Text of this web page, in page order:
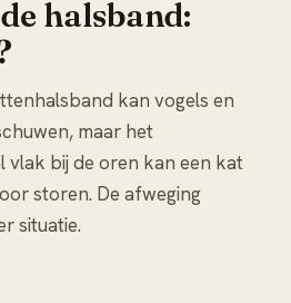
halsband:
kan vogels en
maar het
bij de oren kan een kat
storen. De afweging
situatie.